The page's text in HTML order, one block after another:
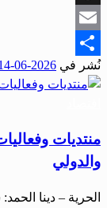
Snapchat
Email
Share
نُشر في 2026-06-14
منتديات
والدولي
الحرية – دينا